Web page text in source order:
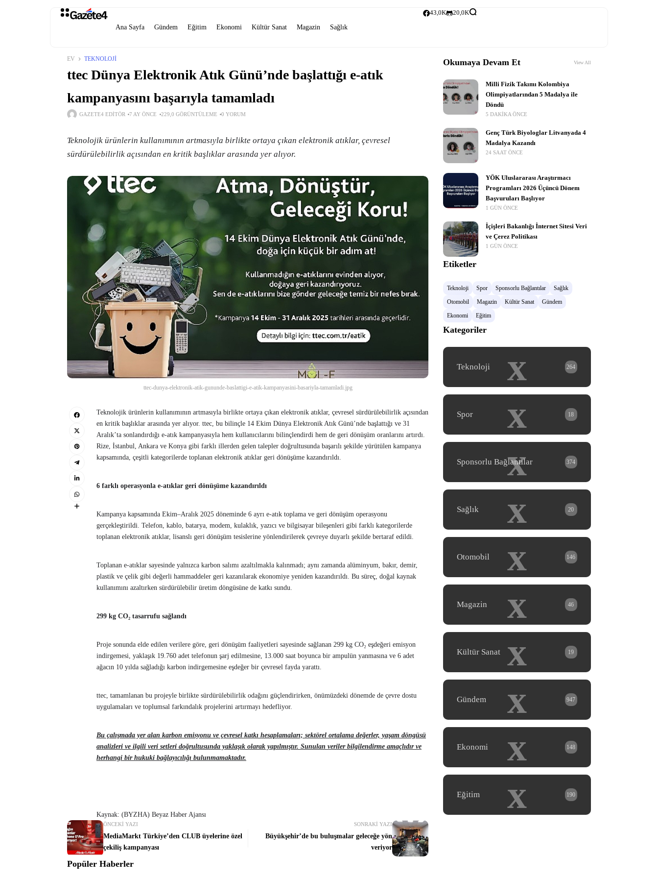
Ana Sayfa Gündem Eğitim Ekonomi Kültür Sanat Magazin Sağlık
43,0K 20,0K
EV TEKNOLOJI
ttec Dünya Elektronik Atık Günü’nde başlattığı e-atık
kampanyasını başarıyla tamamladı
GAZETE4 EDITÖR 7 AY ÖNCE 229,0 GÖRÜNTÜLEME 0 YORUM
Teknolojik ürünlerin kullanımının artmasıyla birlikte ortaya çıkan elektronik atıklar, çevresel
sürdürülebilirlik açısından en kritik başlıklar arasında yer alıyor.
ttec-dunya-elektronik-atik-gununde-baslattigi-e-atik-kampanyasini-basariyla-tamamladi.jpg
Teknolojik ürünlerin kullanımının artmasıyla birlikte ortaya çıkan elektronik atıklar, çevresel sürdürülebilirlik açısından
en kritik başlıklar arasında yer alıyor. ttec, bu bilinçle 14 Ekim Dünya Elektronik Atık Günü’nde başlattığı ve 31
Aralık’ta sonlandırdığı e-atık kampanyasıyla hem kullanıcılarını bilinçlendirdi hem de geri dönüşüm oranlarını artırdı.
Rize, İstanbul, Ankara ve Konya gibi farklı illerden gelen talepler doğrultusunda başarılı şekilde yürütülen kampanya
kapsamında, çeşitli kategorilerde toplanan elektronik atıklar geri dönüşüme kazandırıldı.
6 farklı operasyonla e-atıklar geri dönüşüme kazandırıldı
Kampanya kapsamında Ekim–Aralık 2025 döneminde 6 ayrı e-atık toplama ve geri dönüşüm operasyonu
gerçekleştirildi. Telefon, kablo, batarya, modem, kulaklık, yazıcı ve bilgisayar bileşenleri gibi farklı kategorilerde
toplanan elektronik atıklar, lisanslı geri dönüşüm tesislerine yönlendirilerek çevreye duyarlı şekilde bertaraf edildi.
Toplanan e-atıklar sayesinde yalnızca karbon salımı azaltılmakla kalınmadı; aynı zamanda alüminyum, bakır, demir,
plastik ve çelik gibi değerli hammaddeler geri kazanılarak ekonomiye yeniden kazandırıldı. Bu süreç, doğal kaynak
kullanımını azaltırken sürdürülebilir üretim döngüsüne de katkı sundu.
299 kg CO₂ tasarrufu sağlandı
Proje sonunda elde edilen verilere göre, geri dönüşüm faaliyetleri sayesinde sağlanan 299 kg CO₂ eşdeğeri emisyon
indirgemesi, yaklaşık 19.760 adet telefonun şarj edilmesine, 13.000 saat boyunca bir ampulün yanmasına ve 6 adet
ağacın 10 yılda sağladığı karbon indirgemesine eşdeğer bir çevresel fayda yarattı.
ttec, tamamlanan bu projeyle birlikte sürdürülebilirlik odağını güçlendirirken, önümüzdeki dönemde de çevre dostu
uygulamaları ve toplumsal farkındalık projelerini artırmayı hedefliyor.
Bu çalışmada yer alan karbon emisyonu ve çevresel katkı hesaplamaları; sektörel ortalama değerler, yaşam döngüsü
analizleri ve ilgili veri setleri doğrultusunda yaklaşık olarak yapılmıştır. Sunulan veriler bilgilendirme amaçlıdır ve
herhangi bir hukuki bağlayıcılığı bulunmamaktadır.
Kaynak: (BYZHA) Beyaz Haber Ajansı
ÖNCEKI YAZI
MediaMarkt Türkiye’den CLUB üyelerine özel
çekiliş kampanyası
SONRAKI YAZI
Büyükşehir’de bu buluşmalar geleceğe yön
veriyor
Popüler Haberler
Okumaya Devam Et View All
Milli Fizik Takımı Kolombiya
Olimpiyatlarından 5 Madalya ile
Döndü
5 DAKIKA ÖNCE
Genç Türk Biyologlar Litvanyada 4
Madalya Kazandı
24 SAAT ÖNCE
YÖK Uluslararası Araştırmacı
Programları 2026 Üçüncü Dönem
Başvuruları Başlıyor
1 GÜN ÖNCE
İçişleri Bakanlığı İnternet Sitesi Veri
ve Çerez Politikası
1 GÜN ÖNCE
Etiketler
Teknoloji Spor Sponsorlu Bağlantılar
Sağlık
Otomobil
Magazin Kültür Sanat
Gündem
Ekonomi
Eğitim
Kategoriler
x
Teknoloji 264
x
Spor 18
x
Sponsorlu Bağlantılar 374
x
Sağlık 20
x
Otomobil 146
x
Magazin 46
x
Kültür Sanat 19
x
Gündem 947
x
Ekonomi 148
x
Eğitim 190